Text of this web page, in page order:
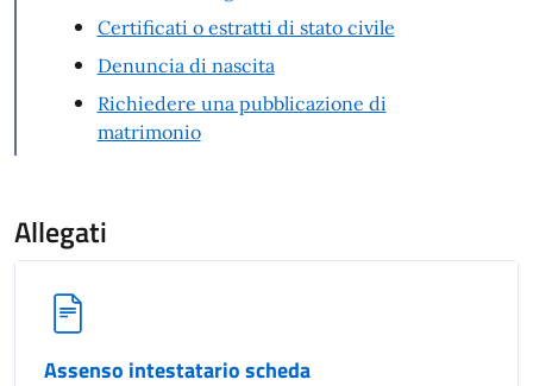
Certificati o estratti di stato civile
Denuncia di nascita
Richiedere una pubblicazione di
matrimonio
Allegati
Assenso intestatario scheda